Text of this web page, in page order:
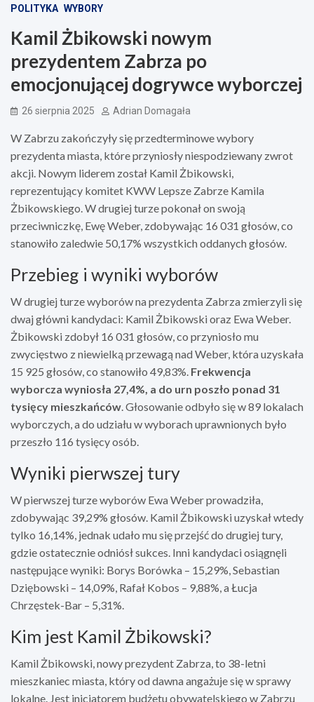
POLITYKA WYBORY
Kamil Żbikowski nowym
prezydentem Zabrza po
emocjonującej dogrywce wyborczej
26 sierpnia 2025 Adrian Domagała
W Zabrzu zakończyły się przedterminowe wybory
prezydenta miasta, które przyniosły niespodziewany zwrot
akcji. Nowym liderem został Kamil Żbikowski,
reprezentujący komitet KWW Lepsze Zabrze Kamila
Żbikowskiego. W drugiej turze pokonał on swoją
przeciwniczkę, Ewę Weber, zdobywając 16 031 głosów, co
stanowiło zaledwie 50,17% wszystkich oddanych głosów.
Przebieg i wyniki wyborów
W drugiej turze wyborów na prezydenta Zabrza zmierzyli się
dwaj główni kandydaci: Kamil Żbikowski oraz Ewa Weber.
Żbikowski zdobył 16 031 głosów, co przyniosło mu
zwycięstwo z niewielką przewagą nad Weber, która uzyskała
15 925 głosów, co stanowiło 49,83%. Frekwencja
wyborcza wyniosła 27,4%, a do urn poszło ponad 31
tysięcy mieszkańców. Głosowanie odbyło się w 89 lokalach
wyborczych, a do udziału w wyborach uprawnionych było
przeszło 116 tysięcy osób.
Wyniki pierwszej tury
W pierwszej turze wyborów Ewa Weber prowadziła,
zdobywając 39,29% głosów. Kamil Żbikowski uzyskał wtedy
tylko 16,14%, jednak udało mu się przejść do drugiej tury,
gdzie ostatecznie odniósł sukces. Inni kandydaci osiągnęli
następujące wyniki: Borys Borówka – 15,29%, Sebastian
Dziębowski – 14,09%, Rafał Kobos – 9,88%, a Łucja
Chrzęstek-Bar – 5,31%.
Kim jest Kamil Żbikowski?
Kamil Żbikowski, nowy prezydent Zabrza, to 38-letni
mieszkaniec miasta, który od dawna angażuje się w sprawy
lokalne. Jest inicjatorem budżetu obywatelskiego w Zabrzu